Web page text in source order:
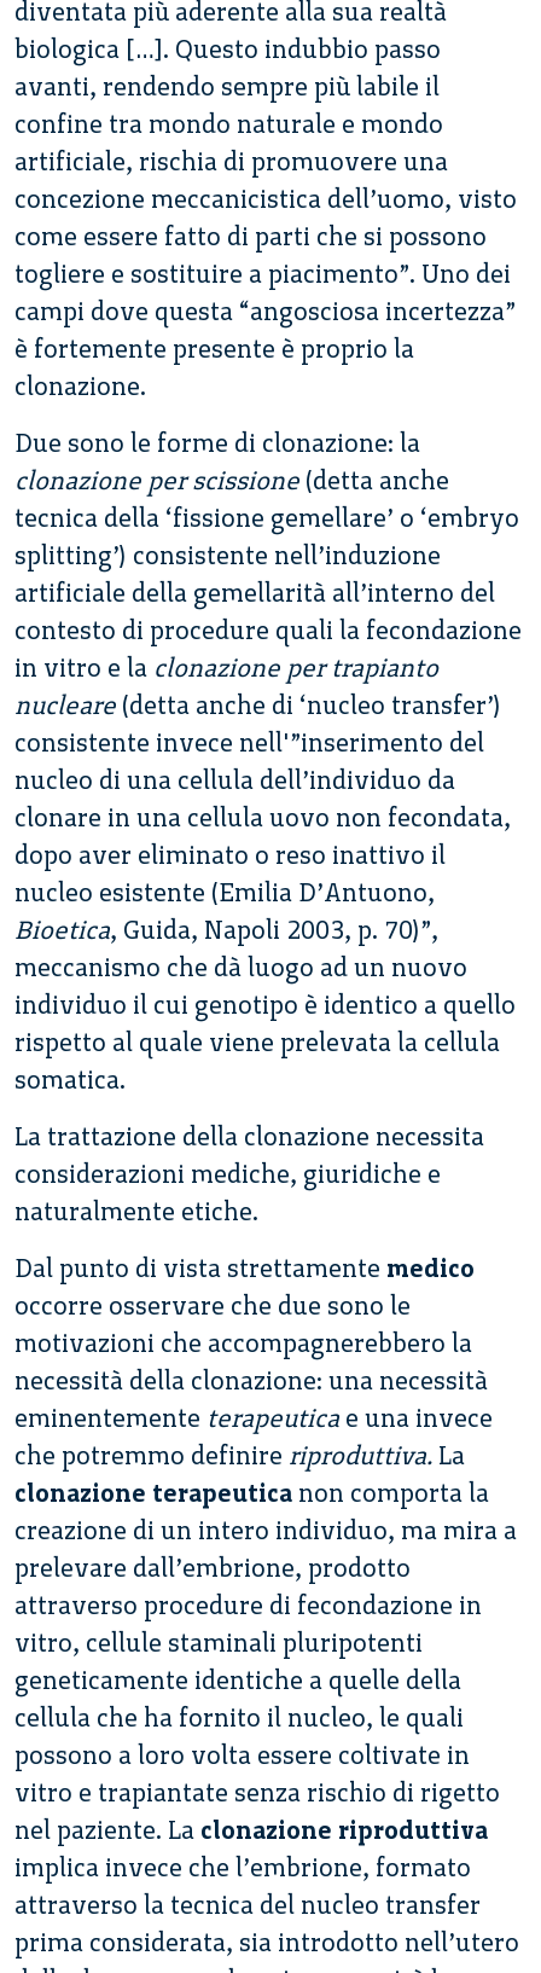
diventata più aderente alla sua realtà
biologica […]. Questo indubbio passo
avanti, rendendo sempre più labile il
confine tra mondo naturale e mondo
artificiale, rischia di promuovere una
concezione meccanicistica dell’uomo, visto
come essere fatto di parti che si possono
togliere e sostituire a piacimento”. Uno dei
campi dove questa “angosciosa incertezza”
è fortemente presente è proprio la
clonazione.
Due sono le forme di clonazione: la
clonazione per scissione (detta anche
tecnica della ‘fissione gemellare’ o ‘embryo
splitting’) consistente nell’induzione
artificiale della gemellarità all’interno del
contesto di procedure quali la fecondazione
in vitro e la clonazione per trapianto
nucleare (detta anche di ‘nucleo transfer’)
consistente invece nell'”inserimento del
nucleo di una cellula dell’individuo da
clonare in una cellula uovo non fecondata,
dopo aver eliminato o reso inattivo il
nucleo esistente (Emilia D’Antuono,
Bioetica, Guida, Napoli 2003, p. 70)”,
meccanismo che dà luogo ad un nuovo
individuo il cui genotipo è identico a quello
rispetto al quale viene prelevata la cellula
somatica.
La trattazione della clonazione necessita
considerazioni mediche, giuridiche e
naturalmente etiche.
Dal punto di vista strettamente medico
occorre osservare che due sono le
motivazioni che accompagnerebbero la
necessità della clonazione: una necessità
eminentemente terapeutica e una invece
che potremmo definire riproduttiva. La
clonazione terapeutica non comporta la
creazione di un intero individuo, ma mira a
prelevare dall’embrione, prodotto
attraverso procedure di fecondazione in
vitro, cellule staminali pluripotenti
geneticamente identiche a quelle della
cellula che ha fornito il nucleo, le quali
possono a loro volta essere coltivate in
vitro e trapiantate senza rischio di rigetto
nel paziente. La clonazione riproduttiva
implica invece che l’embrione, formato
attraverso la tecnica del nucleo transfer
prima considerata, sia introdotto nell’utero